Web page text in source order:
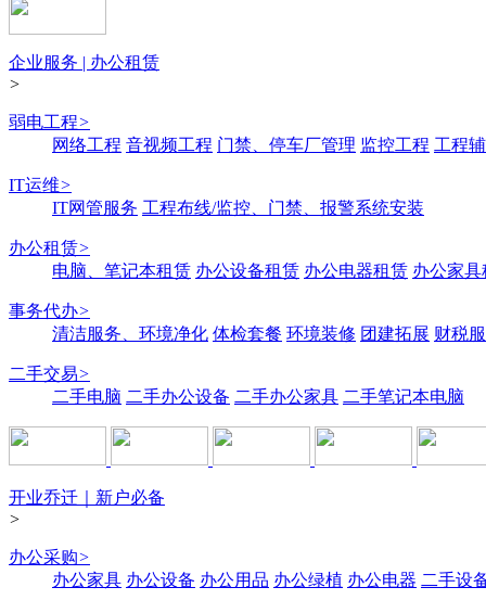
企业服务 | 办公租赁
>
弱电工程>
网络工程 音视频工程 门禁、停车厂管理 监控工程 工程
IT运维>
IT网管服务 工程布线/监控、门禁、报警系统安装
办公租赁>
电脑、笔记本租赁 办公设备租赁 办公电器租赁 办公家具
事务代办>
清洁服务、环境净化 体检套餐 环境装修 团建拓展 财税
二手交易>
二手电脑 二手办公设备 二手办公家具 二手笔记本电脑
开业乔迁｜新户必备
>
办公采购>
办公家具 办公设备 办公用品 办公绿植 办公电器 二手设